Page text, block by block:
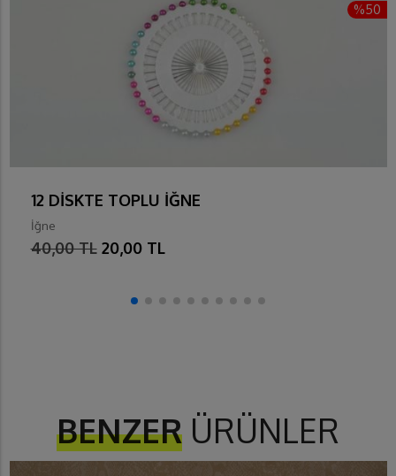
%50
12 DİSKTE TOPLU İĞNE
İğne
40,00 TL 20,00 TL
BENZER ÜRÜNLER